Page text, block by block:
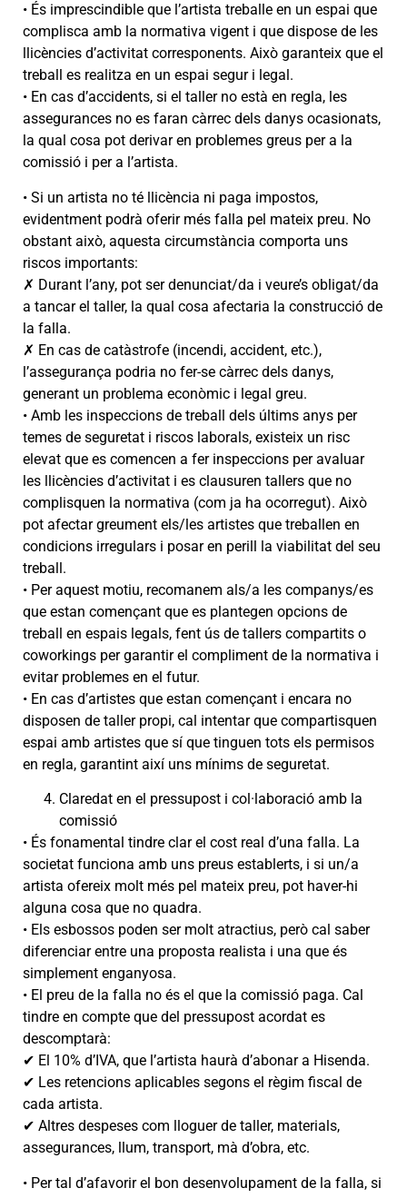
• És imprescindible que l’artista treballe en un espai que
complisca amb la normativa vigent i que dispose de les
llicències d’activitat corresponents. Això garanteix que el
treball es realitza en un espai segur i legal.
• En cas d’accidents, si el taller no està en regla, les
assegurances no es faran càrrec dels danys ocasionats,
la qual cosa pot derivar en problemes greus per a la
comissió i per a l’artista.
• Si un artista no té llicència ni paga impostos,
evidentment podrà oferir més falla pel mateix preu. No
obstant això, aquesta circumstància comporta uns
riscos importants:
✗ Durant l’any, pot ser denunciat/da i veure’s obligat/da
a tancar el taller, la qual cosa afectaria la construcció de
la falla.
✗ En cas de catàstrofe (incendi, accident, etc.),
l’assegurança podria no fer-se càrrec dels danys,
generant un problema econòmic i legal greu.
• Amb les inspeccions de treball dels últims anys per
temes de seguretat i riscos laborals, existeix un risc
elevat que es comencen a fer inspeccions per avaluar
les llicències d’activitat i es clausuren tallers que no
complisquen la normativa (com ja ha ocorregut). Això
pot afectar greument els/les artistes que treballen en
condicions irregulars i posar en perill la viabilitat del seu
treball.
• Per aquest motiu, recomanem als/a les companys/es
que estan començant que es plantegen opcions de
treball en espais legals, fent ús de tallers compartits o
coworkings per garantir el compliment de la normativa i
evitar problemes en el futur.
• En cas d’artistes que estan començant i encara no
disposen de taller propi, cal intentar que compartisquen
espai amb artistes que sí que tinguen tots els permisos
en regla, garantint així uns mínims de seguretat.
Claredat en el pressupost i col·laboració amb la
comissió
• És fonamental tindre clar el cost real d’una falla. La
societat funciona amb uns preus establerts, i si un/a
artista ofereix molt més pel mateix preu, pot haver-hi
alguna cosa que no quadra.
• Els esbossos poden ser molt atractius, però cal saber
diferenciar entre una proposta realista i una que és
simplement enganyosa.
• El preu de la falla no és el que la comissió paga. Cal
tindre en compte que del pressupost acordat es
descomptarà:
✔ El 10% d’IVA, que l’artista haurà d’abonar a Hisenda.
✔ Les retencions aplicables segons el règim fiscal de
cada artista.
✔ Altres despeses com lloguer de taller, materials,
assegurances, llum, transport, mà d’obra, etc.
• Per tal d’afavorir el bon desenvolupament de la falla, si